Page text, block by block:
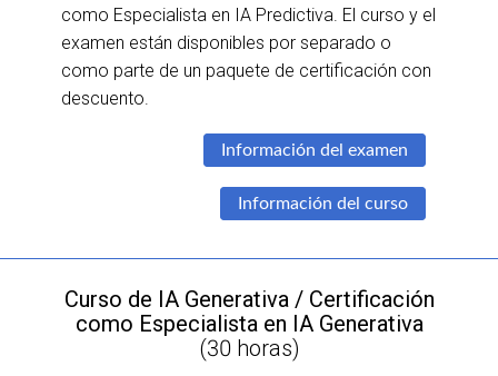
como Especialista en IA Predictiva. El curso y el
examen están disponibles por separado o
como parte de un paquete de certificación con
descuento.
Información del examen
Información del curso
Curso de IA Generativa / Certificación
como Especialista en IA Generativa
(30 horas)